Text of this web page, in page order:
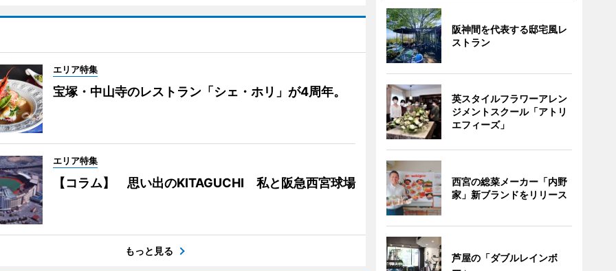
エリア特集
宝塚・中山寺のレストラン「シェ・ホリ」が4周年。
エリア特集
【コラム】 思い出のKITAGUCHI 私と阪急西宮球場
もっと見る
阪神間を代表する邸宅風レ
ストラン
英スタイルフラワーアレン
ジメントスクール「アトリ
エフィーズ」
西宮の総菜メーカー「内野
家」新ブランドをリリース
芦屋の「ダブルレインボ